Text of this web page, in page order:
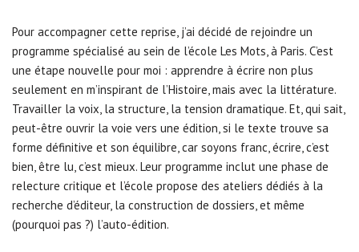
Pour accompagner cette reprise, j’ai décidé de rejoindre un
programme spécialisé au sein de l’école Les Mots, à Paris. C’est
une étape nouvelle pour moi : apprendre à écrire non plus
seulement en m’inspirant de l’Histoire, mais avec la littérature.
Travailler la voix, la structure, la tension dramatique. Et, qui sait,
peut-être ouvrir la voie vers une édition, si le texte trouve sa
forme définitive et son équilibre, car soyons franc, écrire, c’est
bien, être lu, c’est mieux. Leur programme inclut une phase de
relecture critique et l’école propose des ateliers dédiés à la
recherche d’éditeur, la construction de dossiers, et même
(pourquoi pas ?) l’auto-édition.